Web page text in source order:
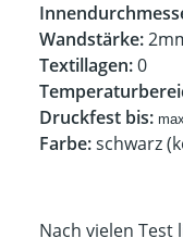
Wandstärke:
Textillagen:0
Druckfest bis:
Farbe:schwarz
Nach vielen